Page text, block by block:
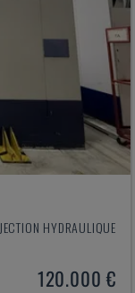
HYDRAULIQUE
120.000 €